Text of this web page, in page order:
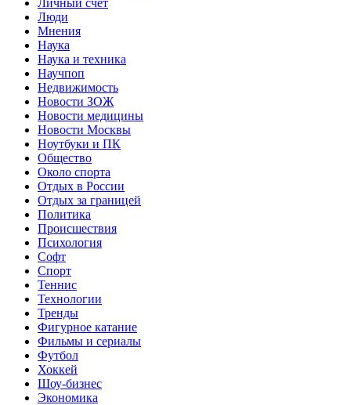
Люди
Мнения
Наука
Наука и техника
Научпоп
Недвижимость
Новости ЗОЖ
Новости медицины
Новости Москвы
Ноутбуки и ПК
Общество
Около спорта
Отдых в России
Отдых за границей
Политика
Происшествия
Психология
Софт
Спорт
Теннис
Технологии
Тренды
Фигурное катание
Фильмы и сериалы
Футбол
Хоккей
Шоу-бизнес
Экономика